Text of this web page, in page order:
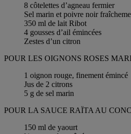
8 côtelettes d’agneau fermier
Sel marin et poivre noir
350 ml de lait Ribot
4 gousses d’ail émincées
Zestes d’un citron
POUR LES OIGNONS ROSES
1 oignon rouge, finement émincé
Jus de 2 citrons
5 g de sel marin
POUR LA SAUCE RAÏTA AU
150 ml de yaourt